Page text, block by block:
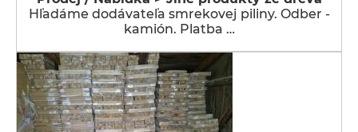
Hľadáme dodávateľa smrekovej piliny. Odber -
kamión. Platba …